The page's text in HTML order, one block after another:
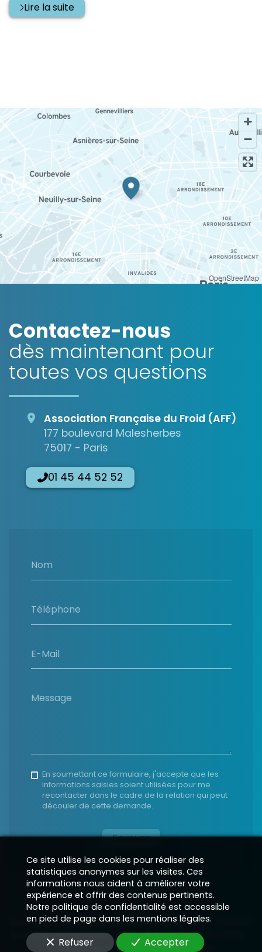
Lire la suite
OpenStreetMap
Contactez-nous
dès maintenant pour
toutes vos questions
Nom
Téléphone
E-Mail
Message
En soumettant ce formulaire, j'accepte que les
informations saisies soient utilisées pour me
recontacter dans le cadre de la relation qui peut
découler de cette demande.
Envoyer
Association Française du Froid (AFF)
177 boulevard Malesherbes
75017 - Paris
01 45 44 52 52
Site vitrine numérique produit et designé par
—
Données obligatoires— Reproduction interdite 2026
Modifier vos préférences de cookies
Ce site utilise les cookies pour réaliser des
statistiques anonymes sur les visites. Ces
informations nous aident à améliorer votre
expérience et offrir des contenus pertinents.
Notre politique de confidentialité est accessible
en pied de page dans les mentions légales.
Refuser Accepter